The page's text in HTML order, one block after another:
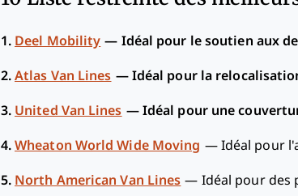
1. Deel Mobility — Idéal pour le soutien aux
2. Atlas Van Lines — Idéal pour la
3. United Van Lines — Idéal pour une
4. Wheaton World Wide Moving — Idéal pour
5. North American Van Lines — Idéal pour des